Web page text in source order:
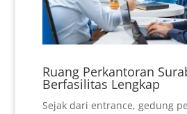
Ruang Perkantoran
Berfasilitas Lengkap
Sejak dari entrance, gedung